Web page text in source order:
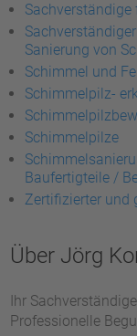
Sachverständige
Sanierung von
Schimmel und
Schimmelpilz-
Schimmelpilze
Baufertigteile /
Zertifizierter und
Über Jörg
Ihr
Professionelle